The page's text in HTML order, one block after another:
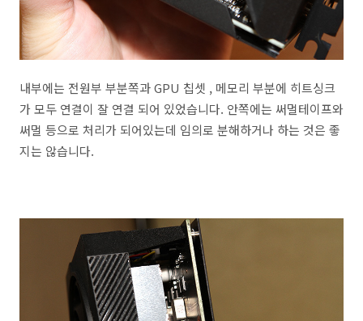
내부에는 전원부 부분쪽과 GPU 칩셋 , 메모리 부분에 히트싱크
가 모두 연결이 잘 연결 되어 있었습니다. 안쪽에는 써멀테이프와
써멀 등으로 처리가 되어있는데 임의로 분해하거나 하는 것은 좋
지는 않습니다.